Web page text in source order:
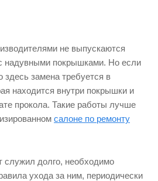
не выпускаются
надувными покрышками. Но если
здесь замена требуется в
находится внутри покрышки и
прокола. Такие работы лучше
салоне по ремонту
служил долго, необходимо
ухода за ним, периодически